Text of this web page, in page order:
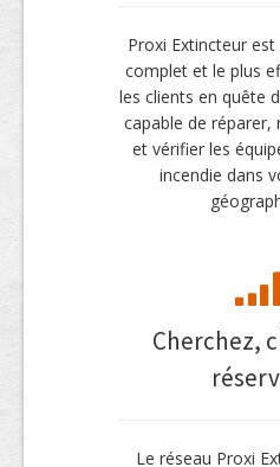
Proxi Extincteur
complet et le plus
les clients en quête
capable de réparer,
et vérifier les
incendie dans
Cherchez,
Le réseau Proxi